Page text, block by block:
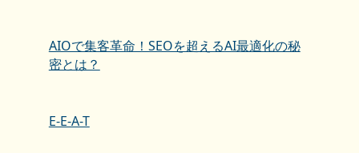
AIOで集客革命！SEOを超えるAI最適化の秘
密とは？
E-E-A-T